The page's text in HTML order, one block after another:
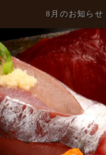
8月のお知らせ